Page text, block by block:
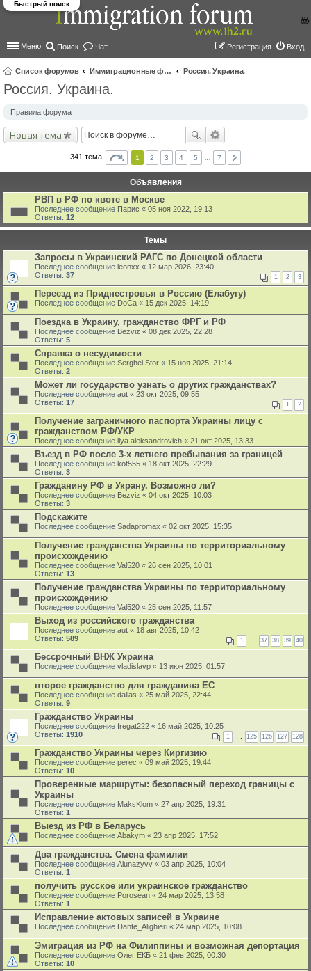
Меню Поиск Чат Вход
Регистрация
Список форумов Иммиграционные форумы | Immigration forums
Россия. Украина.
Быстрый поиск
Россия. Украина.
Правила форума
Новая тема
341 тема 1 2 3 4 5 7
Объявления
РВП в РФ по квоте в Москве
Последнее сообщение Парис « 05 ноя 2022, 19:13
Ответы: 12
Темы
Запросы в Украинский РАГС по Донецкой области
Последнее сообщение leonxx « 12 мар 2026, 23:40
Ответы: 37 1 2 3
Переезд из Приднестровья в Россию (Елабугу)
Последнее сообщение DoCa « 15 дек 2025, 14:19
Поездка в Украину, гражданство ФРГ и РФ
Последнее сообщение Bezviz « 08 дек 2025, 22:28
Ответы: 5
Справка о несудимости
Последнее сообщение Serghei Stor « 15 ноя 2025, 21:14
Ответы: 2
Может ли государство узнать о других гражданствах?
Последнее сообщение aut « 23 окт 2025, 09:55
Ответы: 17 1 2
Получение заграничного паспорта Украины лицу с
гражданством РФ/УКР
Последнее сообщение ilya aleksandrovich « 21 окт 2025, 13:33
Въезд в РФ после 3-х летнего пребывания за границей
Последнее сообщение kot555 « 18 окт 2025, 22:29
Ответы: 3
Гражданину РФ в Украну. Возможно ли?
Последнее сообщение Bezviz « 04 окт 2025, 10:03
Ответы: 3
Подскажите
Последнее сообщение Sadapromax « 02 окт 2025, 15:35
Получение гражданства Украины по территориальному
происхождению
Последнее сообщение Val520 « 26 сен 2025, 10:01
Ответы: 13
Получение гражданства Украины по территориальному
происхождению
Последнее сообщение Val520 « 25 сен 2025, 11:57
Выход из российского гражданства
Последнее сообщение aut « 18 авг 2025, 10:42
Ответы: 589 1 … 37 38 39 40
Бессрочный ВНЖ Украина
Последнее сообщение vladislavp « 13 июн 2025, 01:57
второе гражданство для гражданина ЕС
Последнее сообщение dallas « 25 май 2025, 22:44
Ответы: 9
Гражданство Украины
Последнее сообщение fregat222 « 16 май 2025, 10:25
Ответы: 1910 1 … 125 126 127 128
Гражданство Украины через Киргизию
Последнее сообщение perec « 09 май 2025, 19:44
Ответы: 10
Проверенные маршруты: безопасный переход границы с
Украины
Последнее сообщение MaksKlom « 27 апр 2025, 19:31
Ответы: 1
Выезд из РФ в Беларусь
Последнее сообщение Abakym « 23 апр 2025, 17:52
Два гражданства. Смена фамилии
Последнее сообщение Alunazyvv « 03 апр 2025, 10:04
Ответы: 1
получить русское или украинское гражданство
Последнее сообщение Porosean « 24 мар 2025, 13:58
Ответы: 1
Исправление актовых записей в Украине
Последнее сообщение Dante_Alighieri « 24 мар 2025, 10:08
Эмиграция из РФ на Филиппины и возможная депортация
Последнее сообщение Олег ЕКБ « 21 фев 2025, 00:30
Ответы: 10